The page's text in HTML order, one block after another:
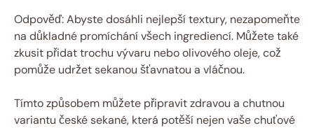
Odpověď: Abyste dosáhli nejlepší textury, nezapomeňte
na důkladné promíchání všech ingrediencí. Můžete také
zkusit přidat trochu vývaru nebo olivového oleje, což
pomůže udržet sekanou šťavnatou a vláčnou.
Tímto způsobem můžete připravit zdravou a chutnou
variantu české sekané, která potěší nejen vaše chuťové